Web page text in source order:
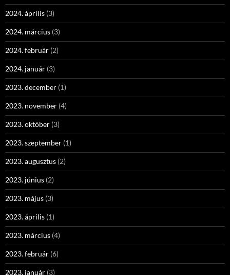
2024. április (3)
2024. március (3)
2024. február (2)
2024. január (3)
2023. december (1)
2023. november (4)
2023. október (3)
2023. szeptember (1)
2023. augusztus (2)
2023. június (2)
2023. május (3)
2023. április (1)
2023. március (4)
2023. február (6)
2023. január (3)